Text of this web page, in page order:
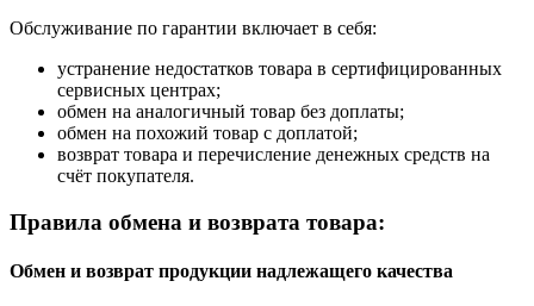
Обслуживание по гарантии включает в себя:
устранение недостатков товара в сертифицированных
сервисных центрах;
обмен на аналогичный товар без доплаты;
обмен на похожий товар с доплатой;
возврат товара и перечисление денежных средств на
счёт покупателя.
Правила обмена и возврата товара:
Обмен и возврат продукции надлежащего качества